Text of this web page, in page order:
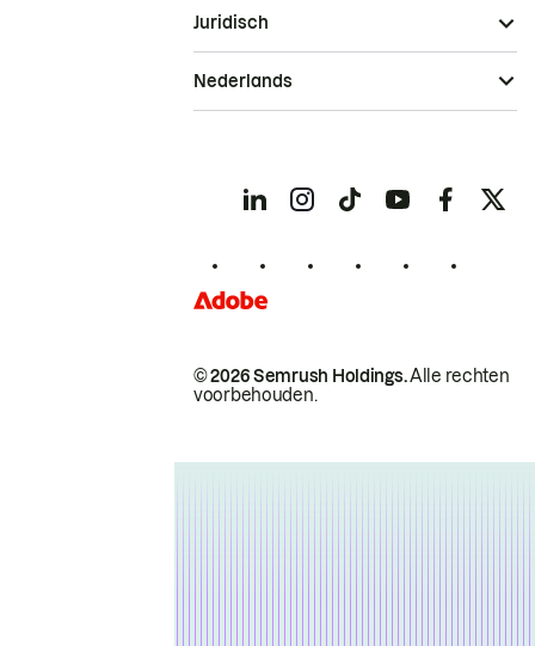
© 2026 Semrush Holdings.Alle rechten
voorbehouden.
Juridisch
Nederlands